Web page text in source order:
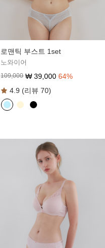
로맨틱 부스트 1set
노와이어
109,000 ₩39,000 64%
4.9 (리뷰 70)